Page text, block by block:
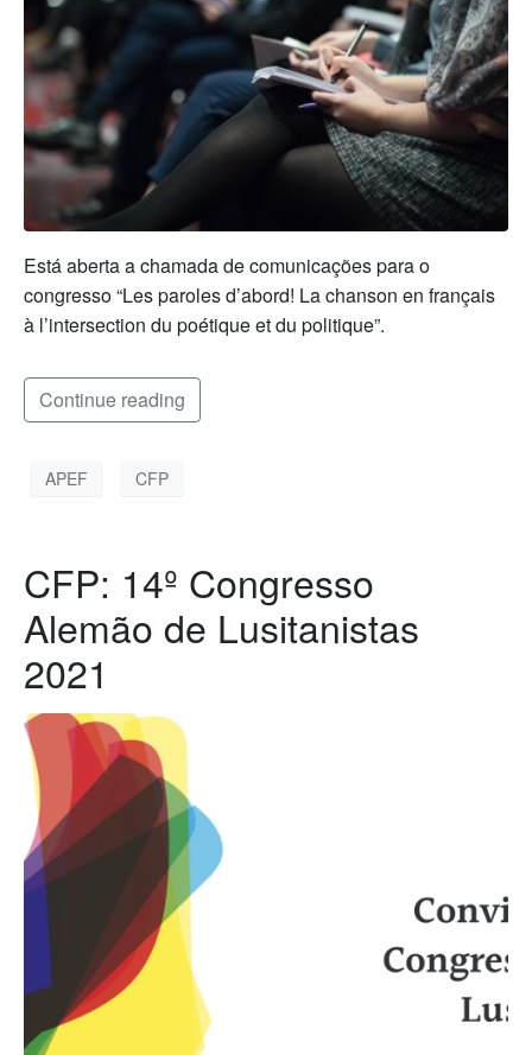
Está aberta a chamada de comunicações para o
congresso “Les paroles d’abord! La chanson en français
à l’intersection du poétique et du politique”.
Continue reading
APEF CFP
CFP: 14º Congresso
Alemão de Lusitanistas
2021